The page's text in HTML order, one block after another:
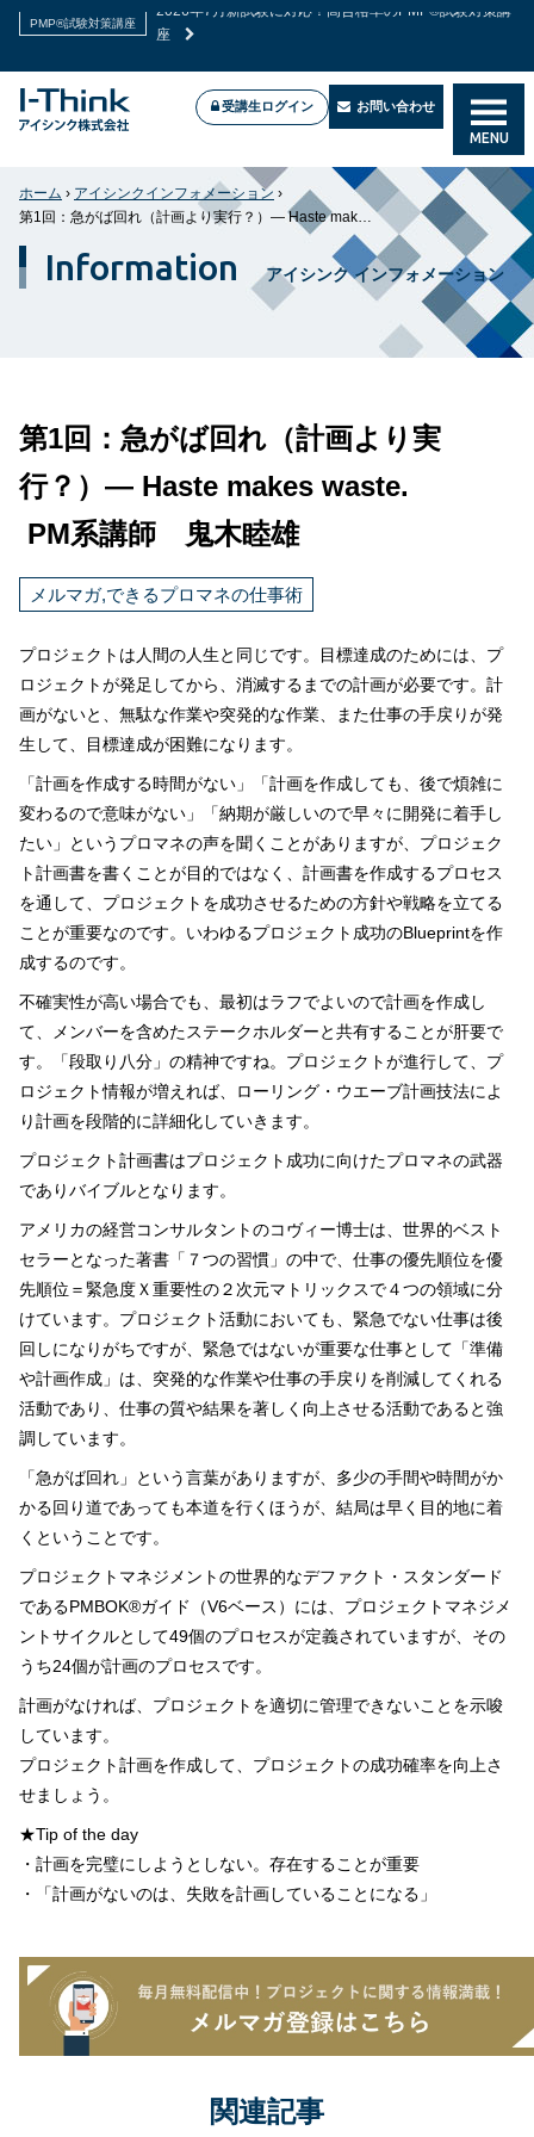
PMP®試験対策講座
2026年7月新試験に対応！高合格率のPMP®試験対策講
受講生ログイン お問い合わせ
MENU
Information アイシンク インフォメーション
ホーム › アイシンクインフォメーション ›
第1回：急がば回れ（計画より実行？）― Haste makes waste. PM系講師 鬼木睦雄
第1回：急がば回れ（計画より実
行？）― Haste makes waste.
PM系講師 鬼木睦雄
メルマガ,できるプロマネの仕事術
プロジェクトは人間の人生と同じです。目標達成のためには、プ
ロジェクトが発足してから、消滅するまでの計画が必要です。計
画がないと、無駄な作業や突発的な作業、また仕事の手戻りが発
生して、目標達成が困難になります。
「計画を作成する時間がない」「計画を作成しても、後で煩雑に
変わるので意味がない」「納期が厳しいので早々に開発に着手し
たい」というプロマネの声を聞くことがありますが、プロジェク
ト計画書を書くことが目的ではなく、計画書を作成するプロセス
を通して、プロジェクトを成功させるための方針や戦略を立てる
ことが重要なのです。いわゆるプロジェクト成功のBlueprintを作
成するのです。
不確実性が高い場合でも、最初はラフでよいので計画を作成し
て、メンバーを含めたステークホルダーと共有することが肝要で
す。「段取り八分」の精神ですね。プロジェクトが進行して、プ
ロジェクト情報が増えれば、ローリング・ウエーブ計画技法によ
り計画を段階的に詳細化していきます。
プロジェクト計画書はプロジェクト成功に向けたプロマネの武器
でありバイブルとなります。
アメリカの経営コンサルタントのコヴィー博士は、世界的ベスト
セラーとなった著書「７つの習慣」の中で、仕事の優先順位を優
先順位＝緊急度Ｘ重要性の２次元マトリックスで４つの領域に分
けています。プロジェクト活動においても、緊急でない仕事は後
回しになりがちですが、緊急ではないが重要な仕事として「準備
や計画作成」は、突発的な作業や仕事の手戻りを削減してくれる
活動であり、仕事の質や結果を著しく向上させる活動であると強
調しています。
「急がば回れ」という言葉がありますが、多少の手間や時間がか
かる回り道であっても本道を行くほうが、結局は早く目的地に着
くということです。
プロジェクトマネジメントの世界的なデファクト・スタンダード
であるPMBOK®ガイド（V6ベース）には、プロジェクトマネジメ
ントサイクルとして49個のプロセスが定義されていますが、その
うち24個が計画のプロセスです。
計画がなければ、プロジェクトを適切に管理できないことを示唆
しています。
プロジェクト計画を作成して、プロジェクトの成功確率を向上さ
せましょう。
★Tip of the day
・計画を完璧にしようとしない。存在することが重要
・「計画がないのは、失敗を計画していることになる」
関連記事